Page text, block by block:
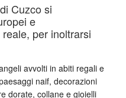
Cuzco si
e
per inoltrarsi
avvolti in abiti regali e
naif, decorazioni
dorate, collane e gioielli